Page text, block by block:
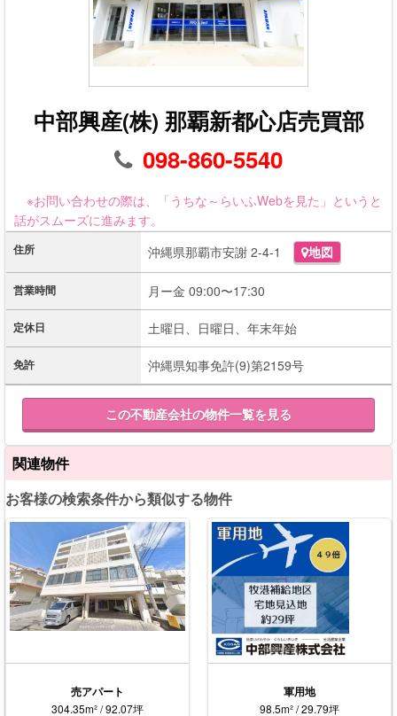
中部興産(株) 那覇新都心店売買部
098-860-5540
※お問い合わせの際は、「うちな～らいふWebを見た」というと
話がスムーズに進みます。
住所 沖縄県那覇市安謝 2-4-1 地図
営業時間 月ー金 09:00〜17:30
定休日 土曜日、日曜日、年末年始
免許 沖縄県知事免許(9)第2159号
この不動産会社の物件一覧を見る
関連物件
お客様の検索条件から類似する物件
売アパート
304.35m² / 92.07坪
軍用地
98.5m² / 29.79坪